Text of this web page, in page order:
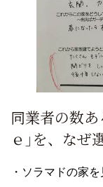
同業者の数
ｅ｣を、なぜ
・ソラマドの家